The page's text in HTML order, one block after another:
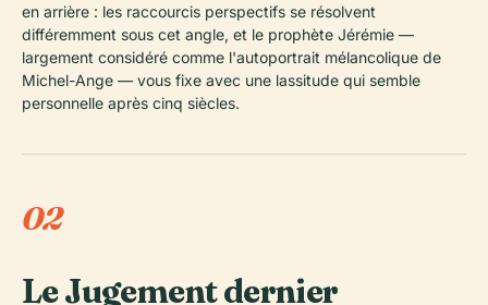
en arrière : les raccourcis perspectifs se résolvent
différemment sous cet angle, et le prophète Jérémie —
largement considéré comme l'autoportrait mélancolique de
Michel-Ange — vous fixe avec une lassitude qui semble
personnelle après cinq siècles.
02
Le Jugement dernier